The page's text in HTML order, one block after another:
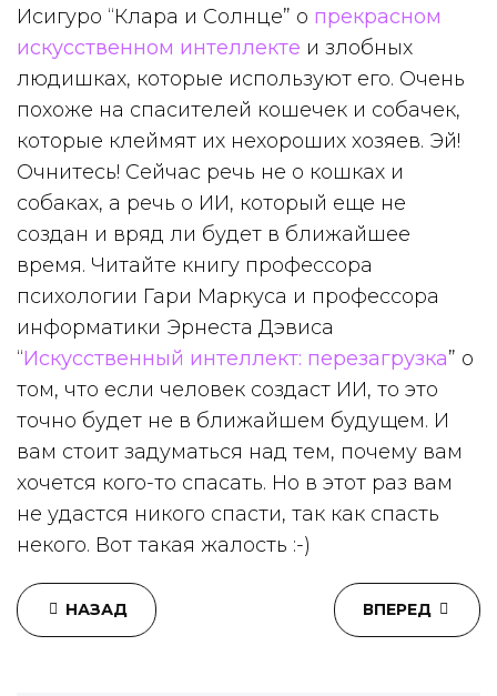
Исигуро “Клара и Солнце” о прекрасном
искусственном интеллекте и злобных
людишках, которые используют его. Очень
похоже на спасителей кошечек и собачек,
которые клеймят их нехороших хозяев. Эй!
Очнитесь! Сейчас речь не о кошках и
собаках, а речь о ИИ, который еще не
создан и вряд ли будет в ближайшее
время. Читайте книгу профессора
психологии Гари Маркуса и профессора
информатики Эрнеста Дэвиса
“Искусственный интеллект: перезагрузка” о
том, что если человек создаст ИИ, то это
точно будет не в ближайшем будущем. И
вам стоит задуматься над тем, почему вам
хочется кого-то спасать. Но в этот раз вам
не удастся никого спасти, так как спасть
некого. Вот такая жалость :-)
НАЗАД ВПЕРЕД